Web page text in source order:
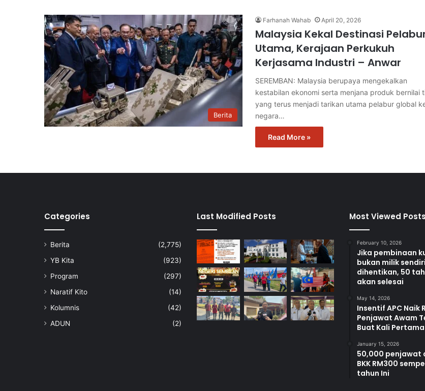
Berita
Farhanah Wahab April 20, 2026
Malaysia Kekal Destinasi
Utama, Kerajaan Perkukuh
Kerjasama Industri – Anwar
SEREMBAN: Malaysia berupaya mengekalkan
kestabilan ekonomi serta menjana produk bernilai
yang terus menjadi tarikan utama pelabur global
negara…
Read More »
Categories
Berita
(2,775)
YB Kita
(923)
Program
(297)
Naratif Kito
(14)
Kolumnis
(42)
ADUN
(2)
Last Modified Posts Most Viewed Posts
February 10, 2026
Jika pembinaan
bukan milik
dihentikan, 50
akan selesai
May 14, 2026
Insentif APC Naik
Penjawat Awam
Buat Kali Pertama
January 15, 2026
50,000 penjawat
BKK RM300
tahun Ini